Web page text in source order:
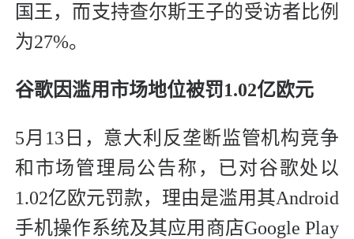
国王，而支持查尔斯王子的受访者比例
为27%。
谷歌因滥用市场地位被罚1.02亿欧元
5月13日，意大利反垄断监管机构竞争
和市场管理局公告称，已对谷歌处以
1.02亿欧元罚款，理由是滥用其Android
手机操作系统及其应用商店Google Play